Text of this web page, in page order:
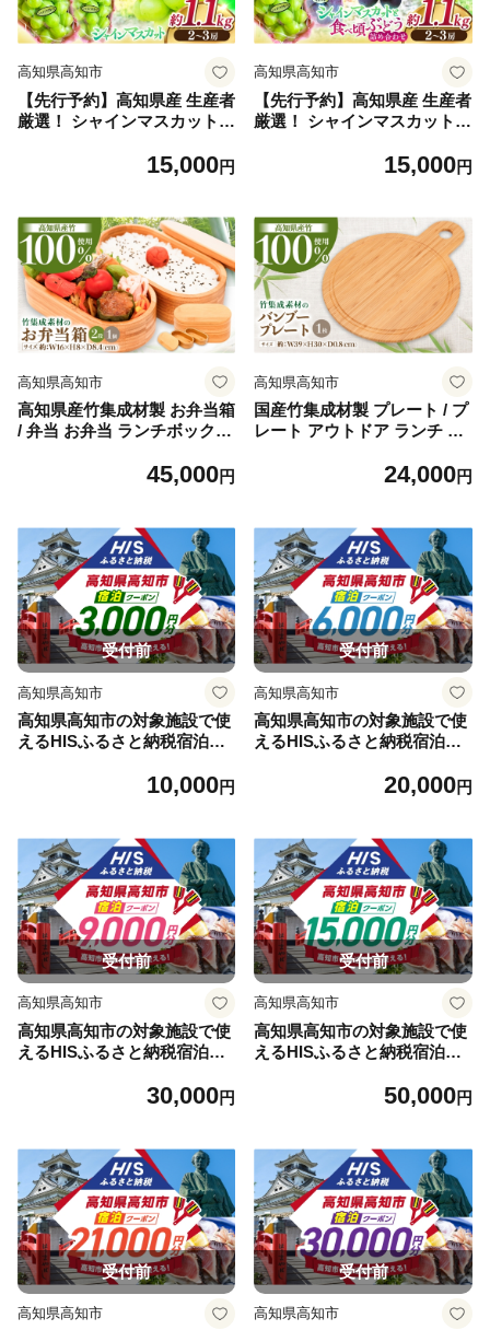
高知県高知市
【先行予約】高知県産 生産者
厳選！ シャインマスカット
月下旬～2026年9月末頃まで
萄園】 [ATIO001]
15,000円
高知県高知市
【先行予約】高知県産 生産者
厳選！ シャインマスカット含
約1.1kg（2～3房）〈2026年8
葡萄 ブドウ 果物 フルーツ デ
ザート 詰め合わせ セット
【COCO葡萄園】 [ATIO002]
15,000円
高知県高知市
高知県産竹集成材製 お弁当箱
/ 弁当 お弁当 ランチボックス
ランチ 生活雑貨 国産 高知県
01]
45,000円
高知県高知市
国産竹集成材製 プレート / プ
レート アウトドア ランチ ス
雑貨 国産 竹 長持ち 耐久 希
24,000円
受付前
高知県高知市
高知県高知市の対象施設で使
えるHISふるさと納税宿泊ク
券 宿泊 宿泊券 利用券 ホテル
ス】 [ATIS001] [ATIS001]
10,000円
受付前
高知県高知市
高知県高知市の対象施設で使
えるHISふるさと納税宿泊ク
券 宿泊 宿泊券 利用券 ホテル
ス】 [ATIS002] [ATIS002]
20,000円
受付前
高知県高知市
高知県高知市の対象施設で使
えるHISふるさと納税宿泊ク
券 宿泊 宿泊券 利用券 ホテル
ス】 [ATIS003] [ATIS003]
30,000円
受付前
高知県高知市
高知県高知市の対象施設で使
えるHISふるさと納税宿泊ク
券 宿泊 宿泊券 利用券 ホテル
ス】 [ATIS004] [ATIS004]
50,000円
受付前
高知県高知市
受付前
高知県高知市